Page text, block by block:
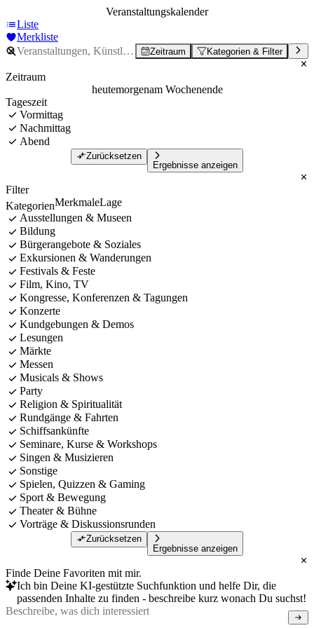
Veranstaltungskalender
Liste
Merkliste
Zeitraum Kategorien & Filter
Zeitraum
heutemorgenam Wochenende
Tageszeit
Vormittag
Nachmittag
Abend
Zurücksetzen
Ergebnisse anzeigen
Filter
KategorienMerkmaleLage
Ausstellungen & Museen
Bildung
Bürgerangebote & Soziales
Exkursionen & Wanderungen
Festivals & Feste
Film, Kino, TV
Kongresse, Konferenzen & Tagungen
Konzerte
Kundgebungen & Demos
Lesungen
Märkte
Messen
Musicals & Shows
Party
Religion & Spiritualität
Rundgänge & Fahrten
Schiffsankünfte
Seminare, Kurse & Workshops
Singen & Musizieren
Sonstige
Spielen, Quizzen & Gaming
Sport & Bewegung
Theater & Bühne
Vorträge & Diskussionsrunden
Zurücksetzen
Ergebnisse anzeigen
Finde Deine Favoriten mit mir.
Ich bin Deine KI-gestützte Suchfunktion und helfe Dir, die
passenden Inhalte zu finden - beschreibe kurz wonach Du suchst!